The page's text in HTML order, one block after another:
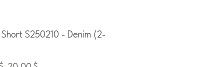
S250210 - Denim (2-